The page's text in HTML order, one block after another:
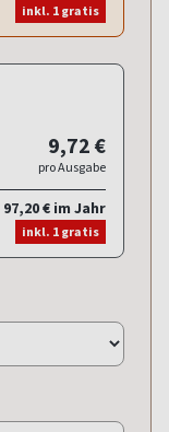
inkl. 1 gratis
9,72 €
pro Ausgabe
97,20 € im Jahr
inkl. 1 gratis